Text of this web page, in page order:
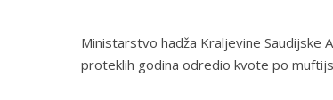
Ministarstvo hadža Kraljevine Saudijske
proteklih godina odredio kvote po